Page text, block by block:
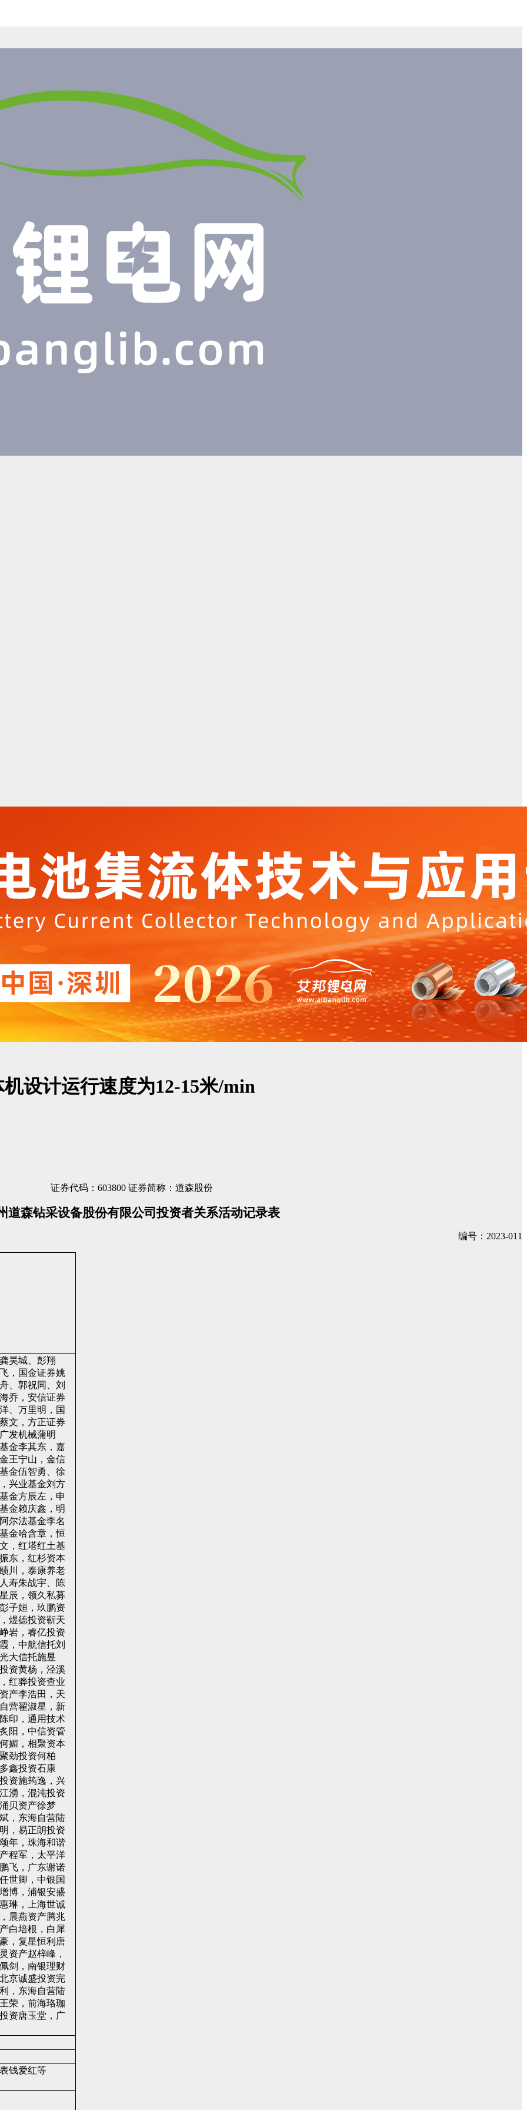
设计运行速度为12-15米/min
证券代码： 603800 证券简称：道森股份
道森钻采设备股份有限公司投资者关系活动记录表
编号： 2023-011
昊城、彭翔
，国金证券姚
、郭祝同、刘
乔，安信证券
、万里明，国
文，方正证券
发机械蒲明
金李其东，嘉
王宁山，金信
金伍智勇、徐
兴业基金刘方
金方辰左，申
金赖庆鑫，明
尔法基金李名
金哈含章，恒
，红塔红土基
东，红杉资本
川，泰康养老
寿朱战宇、陈
辰，领久私募
子姮，玖鹏资
煜德投资靳天
岩，睿亿投资
，中航信托刘
大信托施昱
资黄杨，泾溪
红骅投资查业
产李浩田，天
营翟淑星，新
印，通用技术
阳，中信资管
媚，相聚资本
劲投资何柏
鑫投资石康
资施筠逸，兴
湧，混沌投资
贝资产徐梦
，东海自营陆
，易正朗投资
年，珠海和谐
程军，太平洋
飞，广东谢诺
世卿，中银国
博，浦银安盛
琳，上海世诚
晨燕资产腾兆
白培根，白犀
，复星恒利唐
资产赵梓峰，
剑，南银理财
京诚盛投资完
，东海自营陆
荣，前海珞珈
资唐玉堂，广
钱爱红等